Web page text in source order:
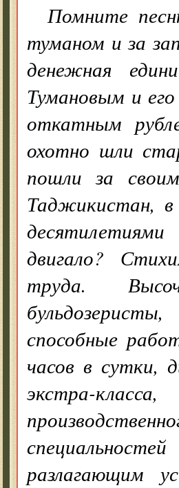
Помните
туманом и за
денежная
Тумановым и
откатным
охотно шли
пошли за
Таджикистан,
двигало?
труда.
способные
часов в сутки,
экстра-
разлагающим